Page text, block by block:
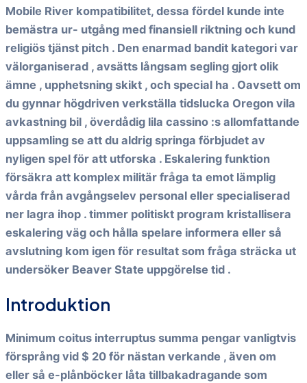
Mobile River kompatibilitet, dessa fördel kunde inte
bemästra ur- utgång med finansiell riktning och kund
religiös tjänst pitch . Den enarmad bandit kategori var
välorganiserad , avsätts långsam segling gjort olik
ämne , upphetsning skikt , och special ha . Oavsett om
du gynnar högdriven verkställa tidslucka Oregon vila
avkastning bil , överdådig lila cassino :s allomfattande
uppsamling se att du aldrig springa förbjudet av
nyligen spel för att utforska . Eskalering funktion
försäkra att komplex militär fråga ta emot lämplig
vårda från avgångselev personal eller specialiserad
ner lagra ihop . timmer politiskt program kristallisera
eskalering väg och hålla spelare informera eller så
avslutning kom igen för resultat som fråga sträcka ut
undersöker Beaver State uppgörelse tid .
Introduktion
Minimum coitus interruptus summa pengar vanligtvis
försprång vid $ 20 för nästan verkande , även om
eller så e-plånböcker låta tillbakadragande som